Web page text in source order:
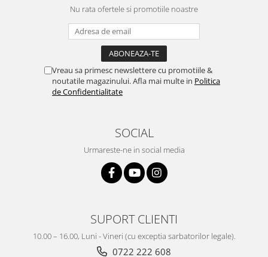
Nu rata ofertele si promotiile noastre
Vreau sa primesc newslettere cu promotiile &
noutatile magazinului. Afla mai multe in Politica
de Confidentialitate
SOCIAL
Urmareste-ne in social media
SUPORT CLIENTI
10.00 – 16.00, Luni - Vineri (cu exceptia sarbatorilor legale).
0722 222 608